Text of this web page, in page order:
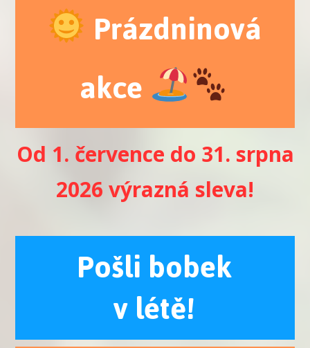
Prázdninová
akce
Od 1. července do 31. srpna
2026 výrazná sleva!
Pošli bobek
v létě!